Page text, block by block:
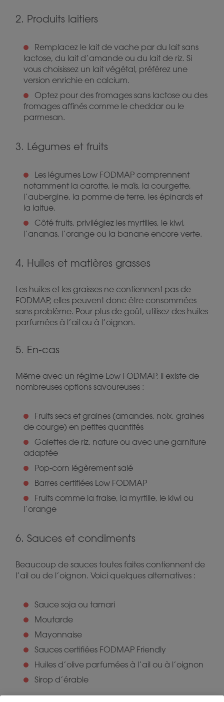
2. Produits laitiers
Remplacez le lait de vache par du lait sans
lactose, du lait d’amande ou du lait de riz. Si
vous choisissez un lait végétal, préférez une
version enrichie en calcium.
Optez pour des fromages sans lactose ou des
fromages affinés comme le cheddar ou le
parmesan.
3. Légumes et fruits
Les légumes Low FODMAP comprennent
notamment la carotte, le maïs, la courgette,
l’aubergine, la pomme de terre, les épinards et
la laitue.
Côté fruits, privilégiez les myrtilles, le kiwi,
l’ananas, l’orange ou la banane encore verte.
4. Huiles et matières grasses
Les huiles et les graisses ne contiennent pas de
FODMAP, elles peuvent donc être consommées
sans problème. Pour plus de goût, utilisez des huiles
parfumées à l’ail ou à l’oignon.
5. En-cas
Même avec un régime Low FODMAP, il existe de
nombreuses options savoureuses :
Fruits secs et graines (amandes, noix, graines
de courge) en petites quantités
Galettes de riz, nature ou avec une garniture
adaptée
Pop-corn légèrement salé
Barres certifiées Low FODMAP
Fruits comme la fraise, la myrtille, le kiwi ou
l’orange
6. Sauces et condiments
Beaucoup de sauces toutes faites contiennent de
l’ail ou de l’oignon. Voici quelques alternatives :
Sauce soja ou tamari
Moutarde
Mayonnaise
Sauces certifiées FODMAP Friendly
Huiles d’olive parfumées à l’ail ou à l’oignon
Sirop d’érable